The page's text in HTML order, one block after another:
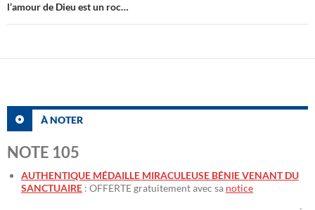
l’amour de Dieu est un roc…
À NOTER
NOTE 105
AUTHENTIQUE MÉDAILLE MIRACULEUSE BÉNIE VENANT DU
SANCTUAIRE : OFFERTE gratuitement avec sa notice